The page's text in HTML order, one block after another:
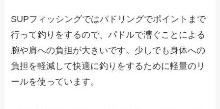
SUPフィッシングではパドリングでポイントまで
行って釣りをするので、パドルで漕ぐことによる
腕や肩への負担が大きいです。少しでも身体への
負担を軽減して快適に釣りをするために軽量のリ
ールを使っています。